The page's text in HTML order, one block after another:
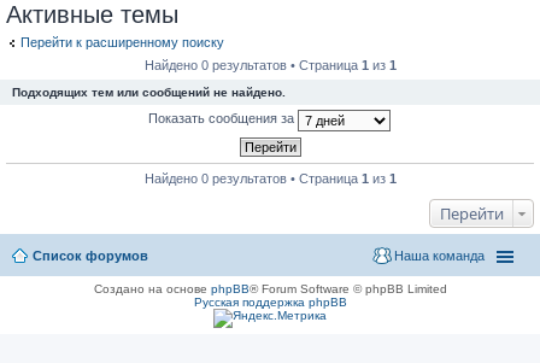
Активные темы
Перейти к расширенному поиску
Найдено 0 результатов • Страница 1 из 1
Подходящих тем или сообщений не найдено.
Показать сообщения за
Найдено 0 результатов • Страница 1 из 1
Перейти
Список форумов Наша команда
Создано на основе phpBB® Forum Software © phpBB Limited
Русская поддержка phpBB